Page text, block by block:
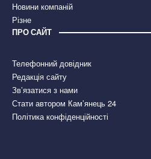
Новини компаній
Різне
ПРО САЙТ
Телефонний довідник
Редакція сайту
Зв’язатися з нами
Стати автором Кам’янець 24
Політика конфіденційності